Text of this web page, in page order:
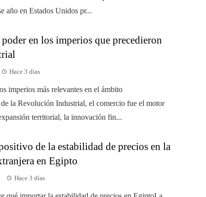
año en Estados Unidos pr...
en los imperios que precedieron
Hace 3 días
imperios más relevantes en el ámbito
la Revolución Industrial, el comercio fue el motor
territorial, la innovación fin...
de la estabilidad de precios en la
en Egipto
Hace 3 días